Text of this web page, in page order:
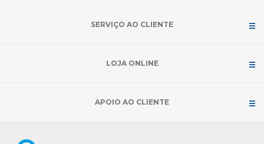
SERVIÇO AO CLIENTE
LOJA ONLINE
APOIO AO CLIENTE